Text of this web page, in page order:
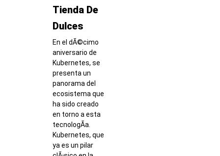
Tienda De
Dulces
En el dÃ©cimo
aniversario de
Kubernetes, se
presenta un
panorama del
ecosistema que
ha sido creado
en torno a esta
tecnologÃ­a.
Kubernetes, que
ya es un pilar